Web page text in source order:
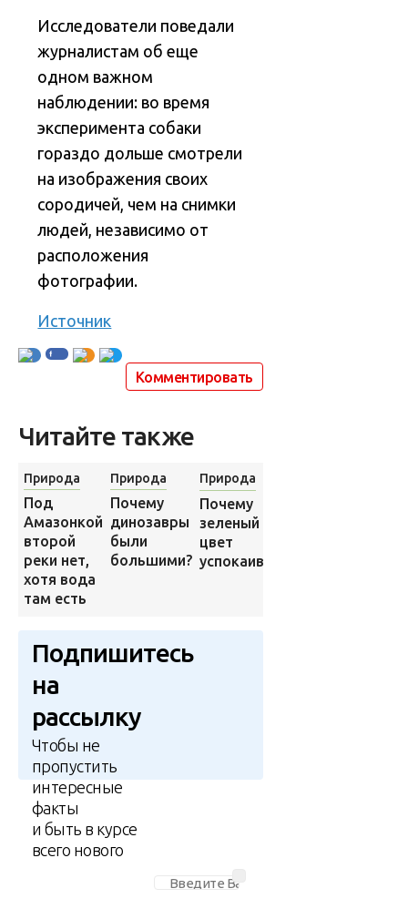
Исследователи поведали
журналистам об еще
одном важном
наблюдении: во время
эксперимента собаки
гораздо дольше смотрели
на изображения своих
сородичей, чем на снимки
людей, независимо от
расположения
фотографии.
Источник
Комментировать
Читайте также
Природа
Под
Амазонкой
второй
реки нет,
хотя вода
там есть
Природа
Почему
динозавры
были
большими?
Природа
Почему
зеленый
цвет
успокаивает?
Подпишитесь
на
рассылку
Чтобы не
пропустить
интересные
факты
и быть в курсе
всего нового